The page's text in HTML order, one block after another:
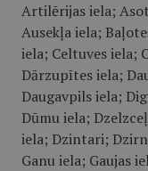
Artilērijas iela;
Ausekļa iela;
iela; Celtuves iela;
Dārzupītes iela;
Daugavpils iela;
Dūmu iela;
iela; Dzintari;
Ganu iela; Gaujas